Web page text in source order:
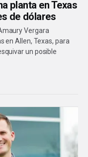
planta en Texas
de dólares
Vergara
en Allen, Texas, para
un posible